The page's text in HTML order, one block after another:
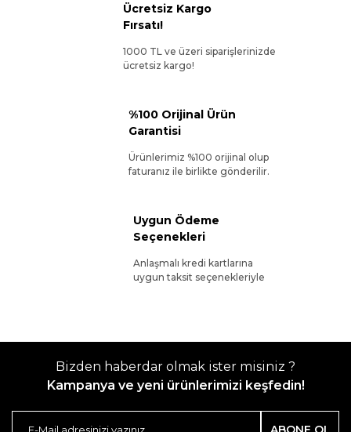
Ücretsiz Kargo
Fırsatı!
1000 TL ve üzeri siparişlerinizde
ücretsiz kargo!
%100 Orijinal Ürün
Garantisi
Ürünlerimiz %100 orijinal olup
faturanız ile birlikte gönderilir.
Uygun Ödeme
Seçenekleri
Anlaşmalı kredi kartlarına
uygun taksit seçenekleriyle
Bizden haberdar olmak ister misiniz ?
Kampanya ve yeni ürünlerimizi keşfedin!